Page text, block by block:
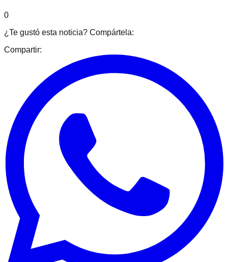
0
¿Te gustó esta noticia? Compártela:
Compartir: